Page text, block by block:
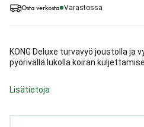
Osta verkosta Varastossa
KONG Deluxe turvavyö joustolla ja
pyörivällä lukolla koiran
Lisätietoja